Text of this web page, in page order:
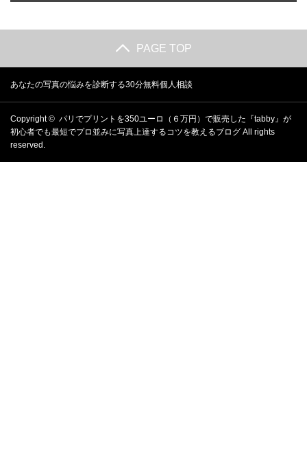
PAGE TOP
あなたの写真の悩みを診断する30分無料個人相談
Copyright © パリでプリントを350ユーロ（６万円）で販売した『tabby』が
初心者でも最短でプロ並みに写真上達するコツを教えるブログ All rights
reserved.